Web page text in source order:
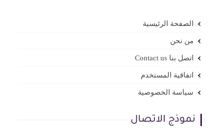
الصفحة الرئيسية
من نحن
اتصل بنا Contact us
اتفاقية المستخدم
سياسة الخصوصية
نموذج الاتصال